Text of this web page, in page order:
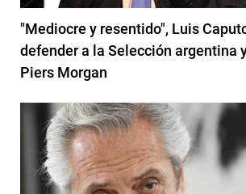
"Mediocre y resentido", Luis
defender a la Selección argentina
Piers Morgan